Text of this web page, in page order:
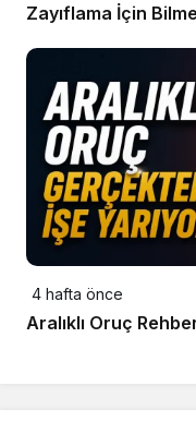
Zayıflama İçin
4 hafta önce
Aralıklı Oruç